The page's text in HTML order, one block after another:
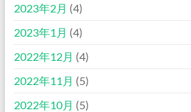
2023年2月 (4)
2023年1月 (4)
2022年12月 (4)
2022年11月 (5)
2022年10月 (5)